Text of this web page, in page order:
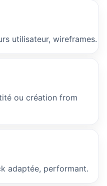
utilisateur, wireframes.
ou création from
adaptée, performant.